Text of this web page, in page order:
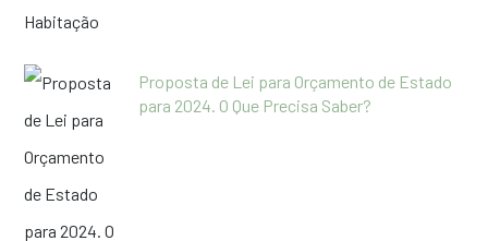
Proposta de Lei para Orçamento de Estado
para 2024. O Que Precisa Saber?